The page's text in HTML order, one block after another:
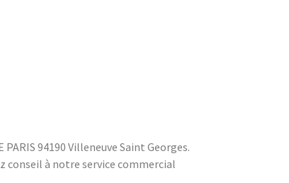
94190 Villeneuve Saint Georges.
conseil à notre service commercial